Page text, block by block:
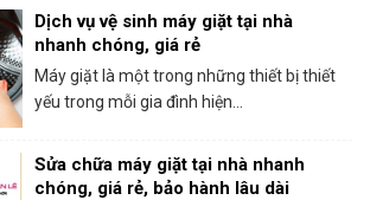
Dịch vụ vệ sinh máy giặt tại nhà
nhanh chóng, giá rẻ
Máy giặt là một trong những thiết bị thiết
yếu trong mỗi gia đình hiện...
Sửa chữa máy giặt tại nhà nhanh
chóng, giá rẻ, bảo hành lâu dài